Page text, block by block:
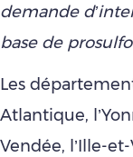
demande
base de
Les
Atlantique,
Vendée, l’Ille-